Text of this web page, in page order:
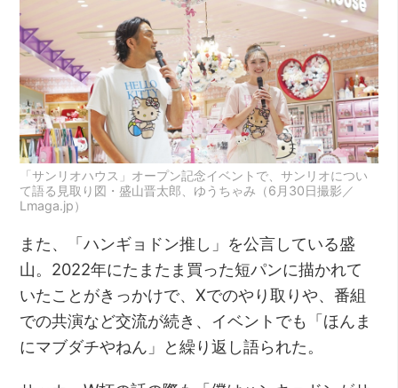
「サンリオハウス」オープン記念イベントで、サンリオについ
て語る見取り図・盛山晋太郎、ゆうちゃみ（6月30日撮影／
Lmaga.jp）
また、「ハンギョドン推し」を公言している盛
山。2022年にたまたま買った短パンに描かれて
いたことがきっかけで、Xでのやり取りや、番組
での共演など交流が続き、イベントでも「ほんま
にマブダチやねん」と繰り返し語られた。